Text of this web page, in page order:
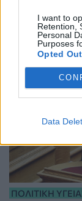
I want to
Retention,
Personal
Purposes
Opted Out
Data
ΠΟΛΙΤΙΚΉ